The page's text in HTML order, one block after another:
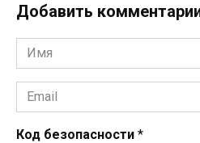
Добавить
Имя
*
Email
*
Код безопасности *